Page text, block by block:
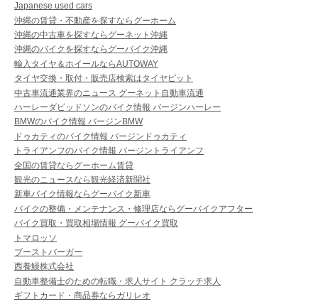
Japanese used cars
沖縄の賃貸・不動産を探すならグーホーム
沖縄の中古車を探すならグーネット沖縄
沖縄のバイクを探すならグーバイク沖縄
輸入タイヤ＆ホイールならAUTOWAY
タイヤ交換・取付・販売店検索はタイヤピット
中古車流通業界のニュース グーネット自動車流通
ハーレーダビッドソンのバイク情報 バージンハーレー
BMWのバイク情報 バージンBMW
ドゥカティのバイク情報 バージンドゥカティ
トライアンフのバイク情報 バージントライアンフ
全国の賃貸ならグーホーム賃貸
観光のニュースなら観光経済新聞社
新車バイク情報ならグーバイク新車
バイクの整備・メンテナンス・修理店ならグーバイクアフター
バイク買取・買取相場情報 グーバイク買取
トマロッソ
ブーストバーガー
西養鰻株式会社
自動車整備士のための転職・求人サイト クラッチ求人
ギフトカード・商品券ならガリレオ